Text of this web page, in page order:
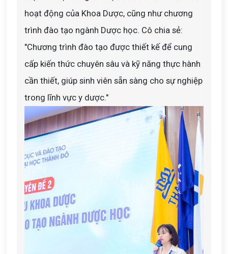
hoạt động của Khoa Dược, cũng như chương
trình đào tạo ngành Dược học. Cô chia sẻ:
"Chương trình đào tạo được thiết kế để cung
cấp kiến thức chuyên sâu và kỹ năng thực hành
cần thiết, giúp sinh viên sẵn sàng cho sự nghiệp
trong lĩnh vực y dược."​